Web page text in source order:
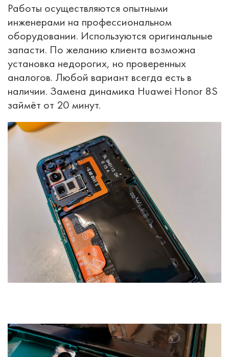
Работы осуществляются опытными
инженерами на профессиональном
оборудовании. Используются оригинальные
запасти. По желанию клиента возможна
установка недорогих, но проверенных
аналогов. Любой вариант всегда есть в
наличии. Замена динамика Huawei Honor 8S
займёт от 20 минут.